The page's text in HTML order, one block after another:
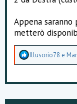
Appena
metterò
A
e
Illusorio78 e